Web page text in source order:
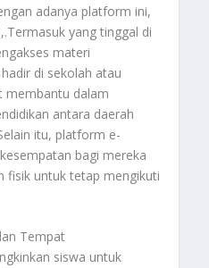
adanya platform ini,
yang tinggal di
materi
di sekolah atau
membantu dalam
antara daerah
itu, platform e-
bagi mereka
fisik untuk tetap mengikuti
Tempat
siswa untuk